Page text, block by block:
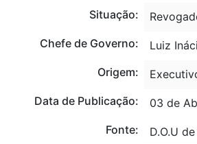
Situação:
Chefe de Governo:
Luiz
Origem:
Data de Publicação:
03 de
Fonte:
D.O.U